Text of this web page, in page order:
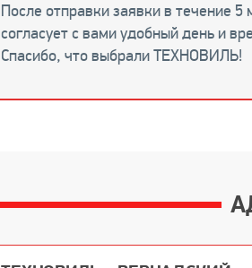
После отправки заявки в течение
согласует с вами удобный день и
Спасибо, что выбрали ТЕХНОВИЛЬ!